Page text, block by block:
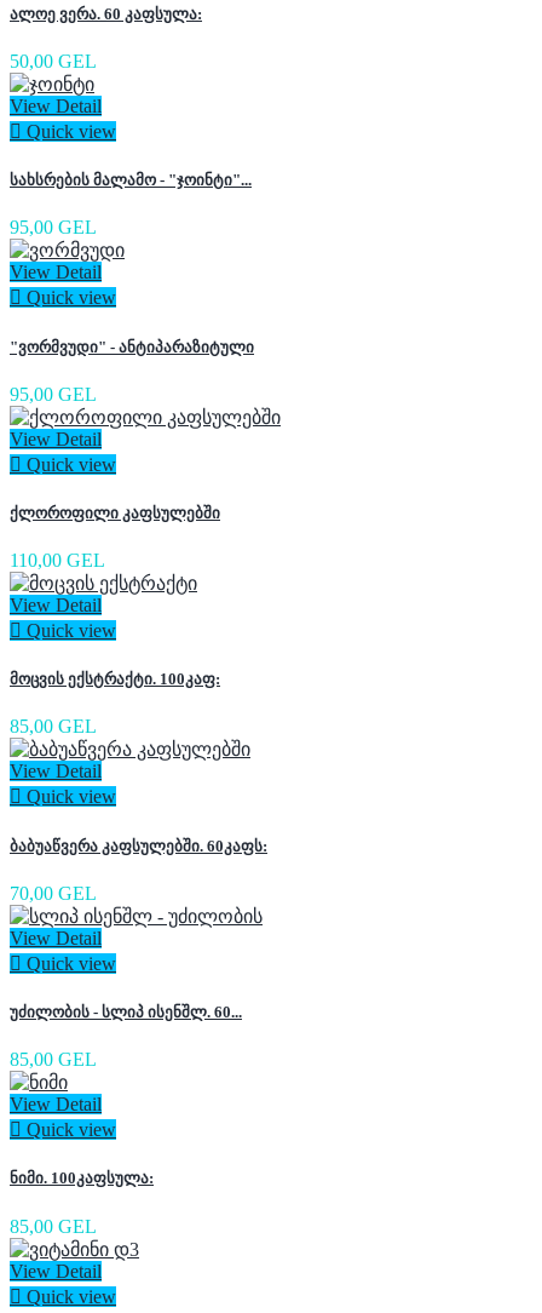
ალოე ვერა. 60 კაფსულა:
50,00 GEL
View Detail
 Quick view
სახსრების მალამო - "ჯოინტი"...
95,00 GEL
View Detail
 Quick view
"ვორმვუდი" - ანტიპარაზიტული
95,00 GEL
View Detail
 Quick view
ქლოროფილი კაფსულებში
110,00 GEL
View Detail
 Quick view
მოცვის ექსტრაქტი. 100კაფ:
85,00 GEL
View Detail
 Quick view
ბაბუაწვერა კაფსულებში. 60კაფს:
70,00 GEL
View Detail
 Quick view
უძილობის - სლიპ ისენშლ. 60...
85,00 GEL
View Detail
 Quick view
ნიმი. 100კაფსულა:
85,00 GEL
View Detail
 Quick view